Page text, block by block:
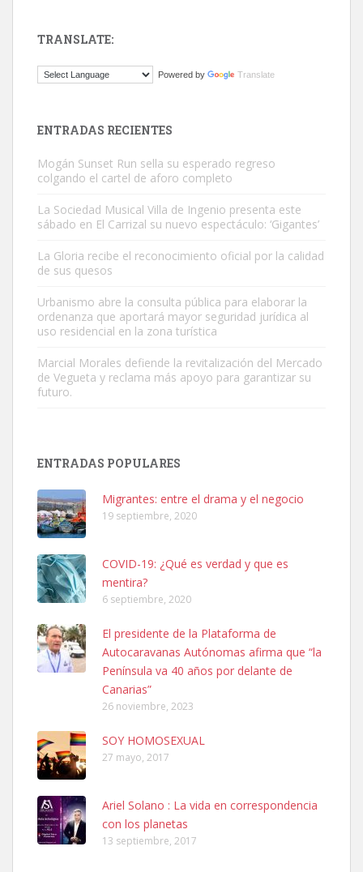
El ayuntamiento se va a llevar a Los Gatos callejeros de la zona los
Este gato macho ha aparecido en la calle hace menos de un mes,
Leales.org » Gran Canaria | 9.7.2025
Leales.org » Gran Canaria
SHIBA PERDIDO AVDA JOSE MESA Y LOPEZ
PERRO MACHO RAZA SHIBA CON MICROCHIP PERDIDO HOY
06/07/2025 ZONA MESA Y LOPEZ. ES MUY ASUSTADIZO
Leales.org » Gran Canaria
6.7.2025
Ninfa perdida
El día 5 se los perdió una ninfa papillera, asustada tiene miedo a la
calle, se perdió por la zon...
TRANSLATE:
Powered by Translate
ENTRADAS RECIENTES
Mogán Sunset Run sella su esperado regreso
colgando el cartel de aforo completo
La Sociedad Musical Villa de Ingenio presenta este
sábado en El Carrizal su nuevo espectáculo: ‘Gigantes’
La Gloria recibe el reconocimiento oficial por la calidad
de sus quesos
Urbanismo abre la consulta pública para elaborar la
ordenanza que aportará mayor seguridad jurídica al
uso residencial en la zona turística
Marcial Morales defiende la revitalización del Mercado
de Vegueta y reclama más apoyo para garantizar su
futuro.
ENTRADAS POPULARES
Migrantes: entre el drama y el negocio
19 septiembre, 2020
COVID-19: ¿Qué es verdad y que es
mentira?
6 septiembre, 2020
El presidente de la Plataforma de
Autocaravanas Autónomas afirma que “la
Península va 40 años por delante de
Canarias”
26 noviembre, 2023
SOY HOMOSEXUAL
27 mayo, 2017
Ariel Solano : La vida en correspondencia
con los planetas
13 septiembre, 2017